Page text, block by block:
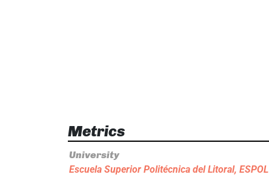
Metrics
University
Escuela Superior Politécnica del Litoral, ESPOL